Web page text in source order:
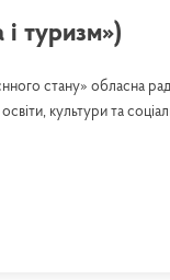
і туризм»)
стану» обласна
культури та